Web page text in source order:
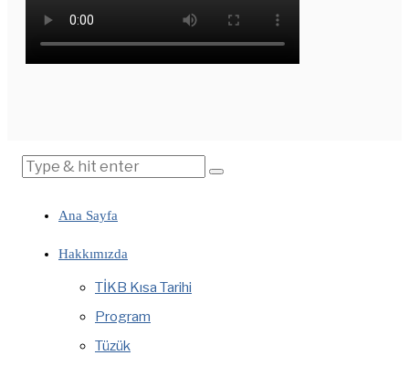
Ana Sayfa
Hakkımızda
TİKB Kısa Tarihi
Program
Tüzük